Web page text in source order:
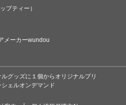
プティー）
メーカーwundou
グッズに１個からオリジナルプリ
ェルオンデマンド